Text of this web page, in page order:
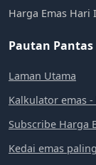
Harga Emas Hari
Pautan Pantas
Laman Utama
Kalkulator emas
Subscribe Harga
Kedai emas